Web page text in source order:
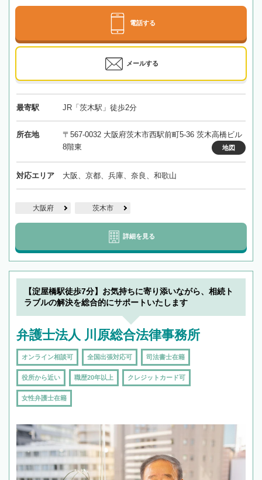
電話する
メールする
最寄駅 JR「茨木駅」徒歩2分
所在地
〒567-0032 大阪府茨木市西駅前町5-36 茨木高橋ビル
8階東
地図
対応エリア 大阪、京都、兵庫、奈良、和歌山
大阪府 茨木市
詳細を見る
【淀屋橋駅徒歩7分】お気持ちに寄り添いながら、相続ト
ラブルの解決を総合的にサポートいたします
弁護士法人 川原総合法律事務所
オンライン相談可 全国出張対応可 司法書士在籍
役所から近い 職歴20年以上 クレジットカード可
女性弁護士在籍